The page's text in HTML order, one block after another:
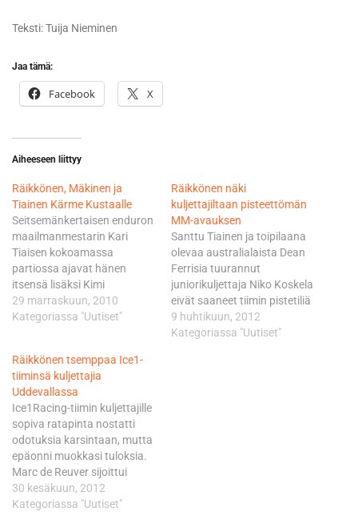
Teksti: Tuija Nieminen
Jaa tämä:
Facebook X
Aiheeseen liittyy
Räikkönen, Mäkinen ja
Tiainen Kärme Kustaalle
Seitsemänkertaisen enduron
maailmanmestarin Kari
Tiaisen kokoamassa
partiossa ajavat hänen
itsensä lisäksi Kimi
Räikkönen ja nelinkertainen
rallin maailmanmestari
luokkaan, jossa
osallistutaan vähemmän
totisen kilvanajon ohella
varainkeruutalkoisiin
Suomen nuorten enduron Six
Days maajoukkueen hyväksi.
Mestarikolmikossa kaikilla
on moottoripyörätaustaa.
Kimi Räikkösen laji on
nelipyöräisten lisäksi
29 marraskuun, 2010
Kategoriassa "Uutiset"
Räikkönen näki
kuljettajiltaan pisteettömän
MM-avauksen
Santtu Tiainen ja toipilaana
olevaa australialaista Dean
Ferrisia tuurannut
juniorikuljettaja Niko Koskela
eivät saaneet tiimin pistetiliä
avattua Valkenswaardin
hiekkaradan haastavissa
9 huhtikuun, 2012
Kategoriassa "Uutiset"
Räikkönen tsemppaa Ice1-
tiiminsä kuljettajia
Uddevallassa
Ice1Racing-tiimin kuljettajille
sopiva ratapinta nostatti
odotuksia karsintaan, mutta
epäonni muokkasi tuloksia.
Marc de Reuver sijoittui
18:nneksi ja Santtu Tiainen
24:nneksi. Tiainen ja
30 kesäkuun, 2012
Kategoriassa "Uutiset"